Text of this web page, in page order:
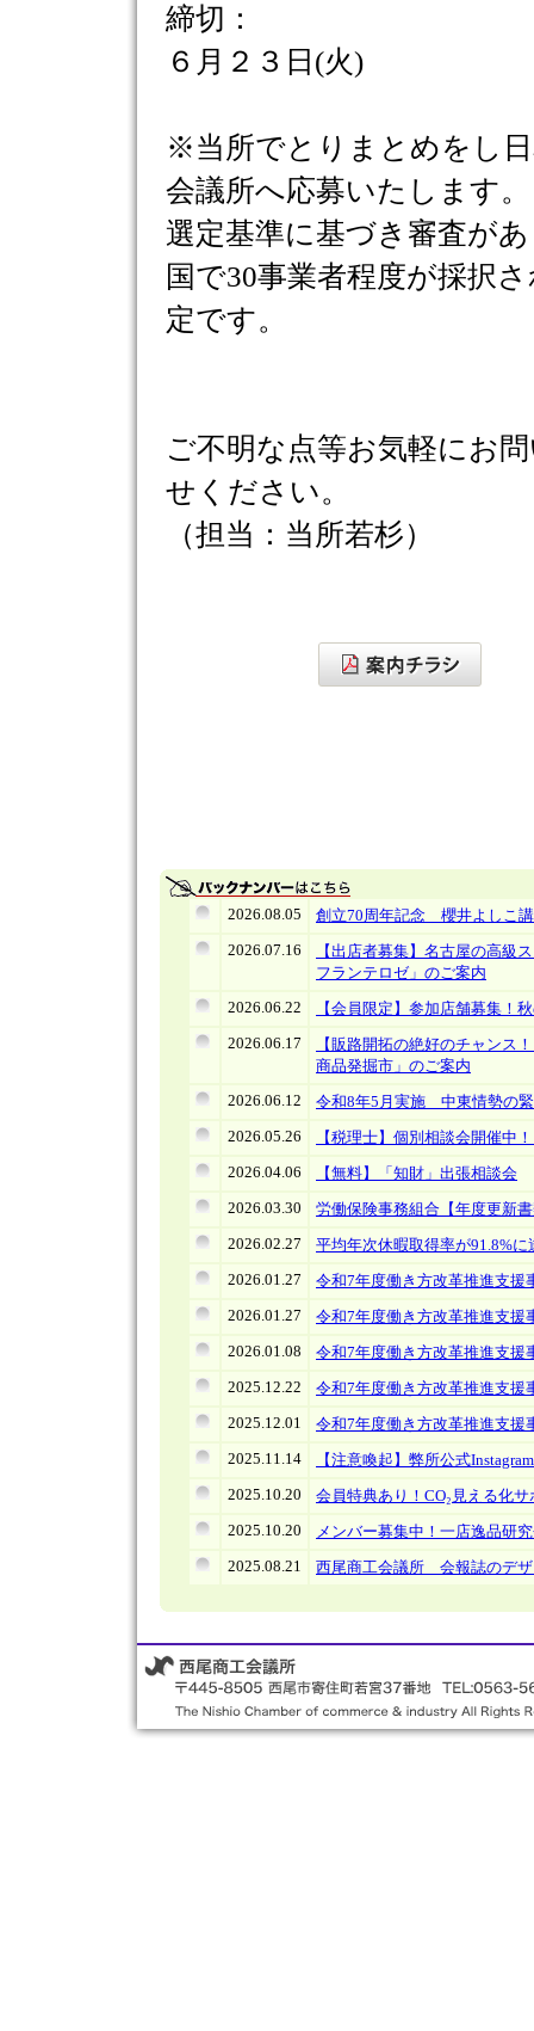
締切：
６月２３日(火)
※当所でとりまとめをし
会議所へ応募いたします。
選定基準に基づき審査が
国で30事業者程度が採択
定です。
ご不明な点等お気軽にお
せください。
（担当：当所若杉）
2026.08.05
創立70周年記念 櫻井よしこ
2026.07.16
【出店者募集】名古屋の高級
フランテロゼ」のご案内
2026.06.22
【会員限定】参加店舗募集
2026.06.17
【販路開拓の絶好のチャンス
商品発掘市」のご案内
2026.06.12
令和8年5月実施 中東情勢の
2026.05.26
【税理士】個別相談会開催中
2026.04.06
【無料】「知財」出張相談会
2026.03.30
労働保険事務組合【年度更新
2026.02.27
平均年次休暇取得率が91.8%に
2026.01.27
令和7年度働き方改革推進支援
2026.01.27
令和7年度働き方改革推進支援
2026.01.08
令和7年度働き方改革推進支援
2025.12.22
令和7年度働き方改革推進支援
2025.12.01
令和7年度働き方改革推進支援
2025.11.14
【注意喚起】弊所公式
2025.10.20
会員特典あり！CO₂見える化
2025.10.20
メンバー募集中！一店逸品研
2025.08.21
西尾商工会議所 会報誌のデ